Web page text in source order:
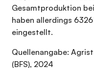
Gesamtproduktion
haben allerdings
eingestellt.
Quellenangabe:
(BFS), 2024